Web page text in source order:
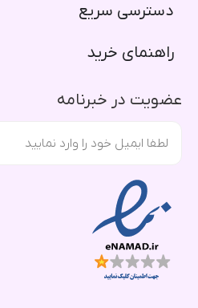
دسترسی سریع​
راهنمای خرید​
عضویت در خبرنامه